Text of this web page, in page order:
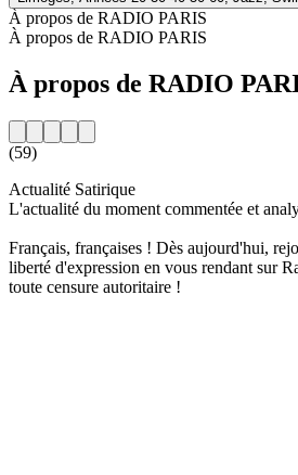
À propos de RADIO PARIS
À propos de RADIO PARIS
À propos de RADIO
(59)
Actualité Satirique
L'actualité du moment commentée et
Français, françaises ! Dès aujourd'hui,
liberté d'expression en vous rendant sur
toute censure autoritaire !